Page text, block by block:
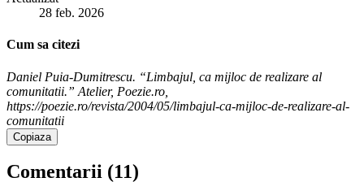
28 feb. 2026
Cum sa citezi
Daniel Puia-Dumitrescu. “Limbajul, ca mijloc de realizare al
comunitatii.” Atelier, Poezie.ro,
https://poezie.ro/revista/2004/05/limbajul-ca-mijloc-de-realizare-al-
comunitatii
Copiaza
Comentarii (11)